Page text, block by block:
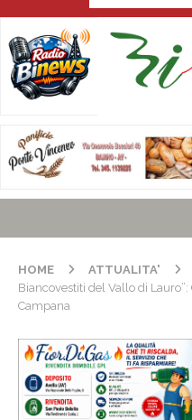
HOME ATTUALITA'
Biancovestiti del Vallo di
Campana